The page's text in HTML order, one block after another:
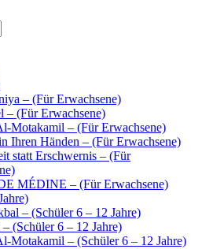
– (Für Erwachsene)
– (Für Erwachsene)
Motakamil – (Für Erwachsene)
Ihren Händen – (Für Erwachsene)
statt Erschwernis – (Für
MÉDINE – (Für Erwachsene)
– (Schüler 6 – 12 Jahre)
(Schüler 6 – 12 Jahre)
Motakamil – (Schüler 6 – 12 Jahre)